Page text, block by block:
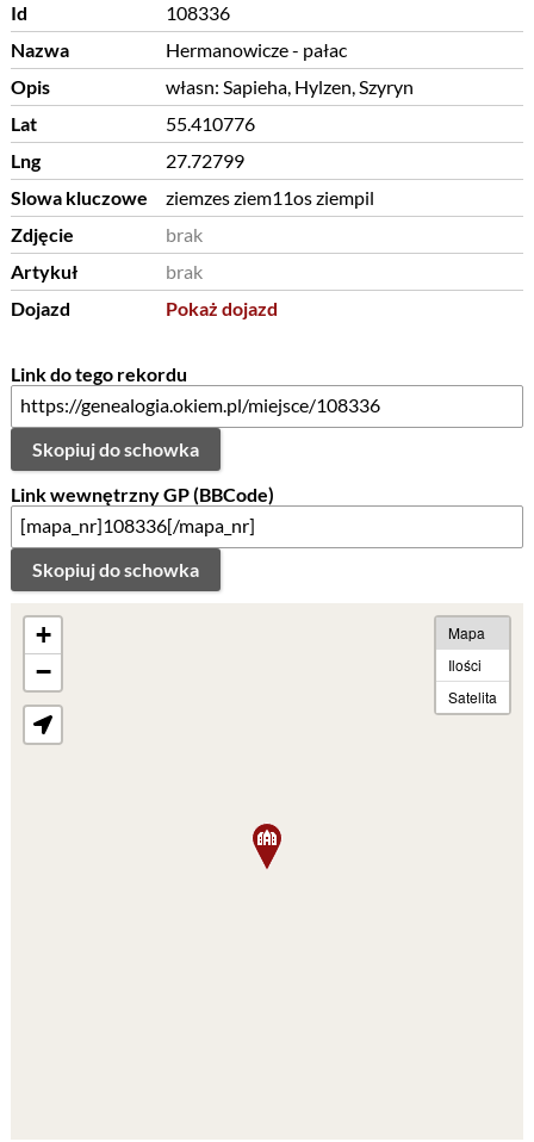
Id
108336
Nazwa
Hermanowicze - pałac
Opis
własn: Sapieha, Hylzen, Szyryn
Lat
55.410776
Lng
27.72799
Slowa kluczowe
ziemzes ziem11os ziempil
Zdjęcie
brak
Artykuł
brak
Dojazd
Pokaż dojazd
Link do tego rekordu
Skopiuj do schowka
Link wewnętrzny GP (BBCode)
Skopiuj do schowka
+
−
Mapa
Ilości
Satelita